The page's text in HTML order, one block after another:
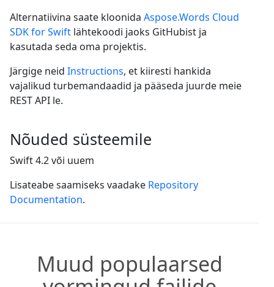
Alternatiivina saate kloonida Aspose.Words Cloud
SDK for Swift lähtekoodi jaoks GitHubist ja
kasutada seda oma projektis.
Järgige neid Instructions, et kiiresti hankida
vajalikud turbemandaadid ja pääseda juurde meie
REST API le.
Nõuded süsteemile
Swift 4.2 või uuem
Lisateabe saamiseks vaadake Repository
Documentation.
Muud populaarsed